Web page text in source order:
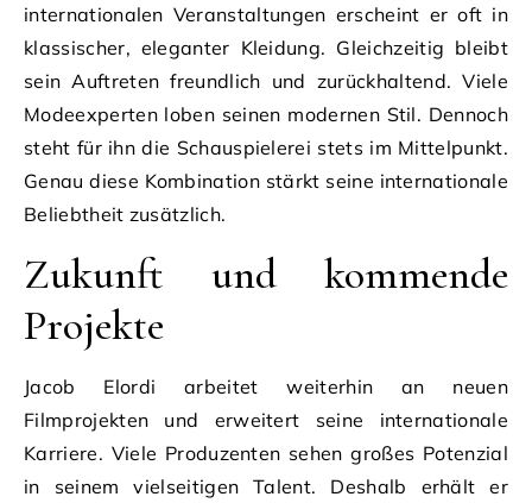
internationalen Veranstaltungen erscheint er oft in
klassischer, eleganter Kleidung. Gleichzeitig bleibt
sein Auftreten freundlich und zurückhaltend. Viele
Modeexperten loben seinen modernen Stil. Dennoch
steht für ihn die Schauspielerei stets im Mittelpunkt.
Genau diese Kombination stärkt seine internationale
Beliebtheit zusätzlich.
Zukunft und kommende
Projekte
Jacob Elordi arbeitet weiterhin an neuen
Filmprojekten und erweitert seine internationale
Karriere. Viele Produzenten sehen großes Potenzial
in seinem vielseitigen Talent. Deshalb erhält er